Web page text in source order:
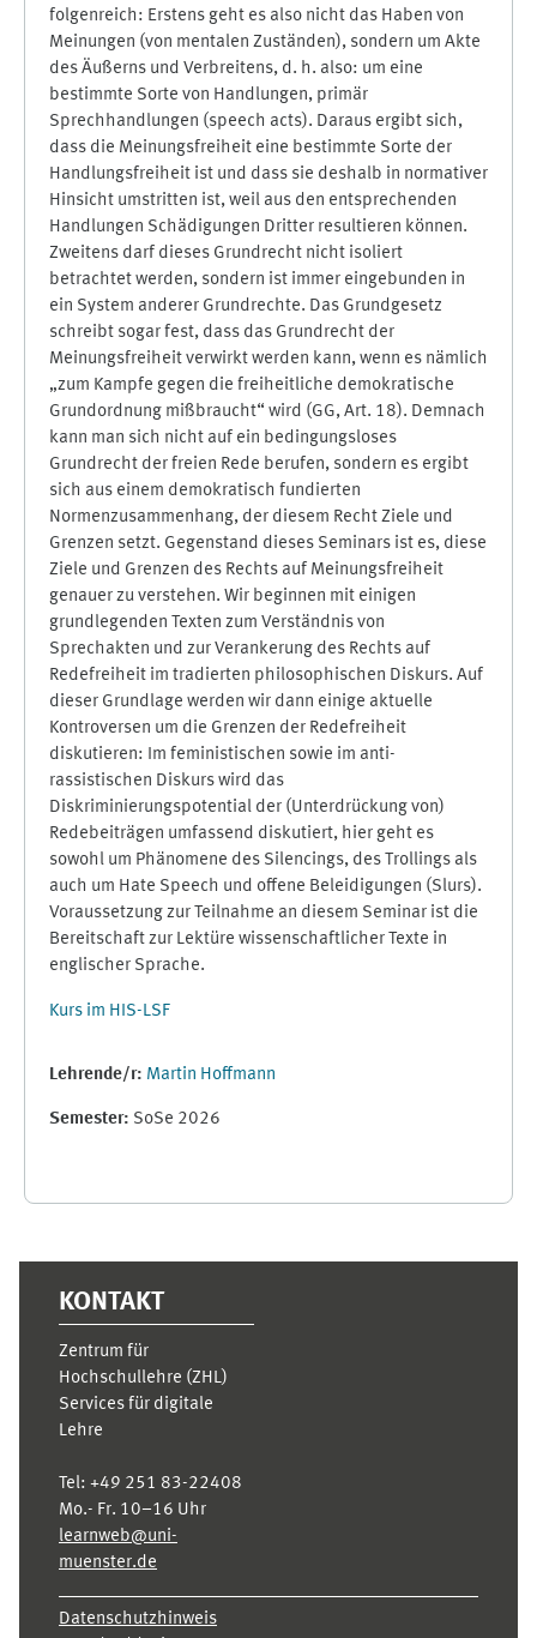
folgenreich: Erstens geht es also nicht das Haben von
Meinungen (von mentalen Zuständen), sondern um Akte
des Äußerns und Verbreitens, d. h. also: um eine
bestimmte Sorte von Handlungen, primär
Sprechhandlungen (speech acts). Daraus ergibt sich,
dass die Meinungsfreiheit eine bestimmte Sorte der
Handlungsfreiheit ist und dass sie deshalb in normativer
Hinsicht umstritten ist, weil aus den entsprechenden
Handlungen Schädigungen Dritter resultieren können.
Zweitens darf dieses Grundrecht nicht isoliert
betrachtet werden, sondern ist immer eingebunden in
ein System anderer Grundrechte. Das Grundgesetz
schreibt sogar fest, dass das Grundrecht der
Meinungsfreiheit verwirkt werden kann, wenn es nämlich
„zum Kampfe gegen die freiheitliche demokratische
Grundordnung mißbraucht“ wird (GG, Art. 18). Demnach
kann man sich nicht auf ein bedingungsloses
Grundrecht der freien Rede berufen, sondern es ergibt
sich aus einem demokratisch fundierten
Normenzusammenhang, der diesem Recht Ziele und
Grenzen setzt. Gegenstand dieses Seminars ist es, diese
Ziele und Grenzen des Rechts auf Meinungsfreiheit
genauer zu verstehen. Wir beginnen mit einigen
grundlegenden Texten zum Verständnis von
Sprechakten und zur Verankerung des Rechts auf
Redefreiheit im tradierten philosophischen Diskurs. Auf
dieser Grundlage werden wir dann einige aktuelle
Kontroversen um die Grenzen der Redefreiheit
diskutieren: Im feministischen sowie im anti-
rassistischen Diskurs wird das
Diskriminierungspotential der (Unterdrückung von)
Redebeiträgen umfassend diskutiert, hier geht es
sowohl um Phänomene des Silencings, des Trollings als
auch um Hate Speech und offene Beleidigungen (Slurs).
Voraussetzung zur Teilnahme an diesem Seminar ist die
Bereitschaft zur Lektüre wissenschaftlicher Texte in
englischer Sprache.
Kurs im HIS-LSF
Lehrende/r: Martin Hoffmann
Semester: SoSe 2026
KONTAKT
Zentrum für
Hochschullehre (ZHL)
Services für digitale
Lehre
Tel: +49 251 83-22408
Mo.- Fr. 10–16 Uhr
learnweb@uni-
muenster.de
Datenschutzhinweis